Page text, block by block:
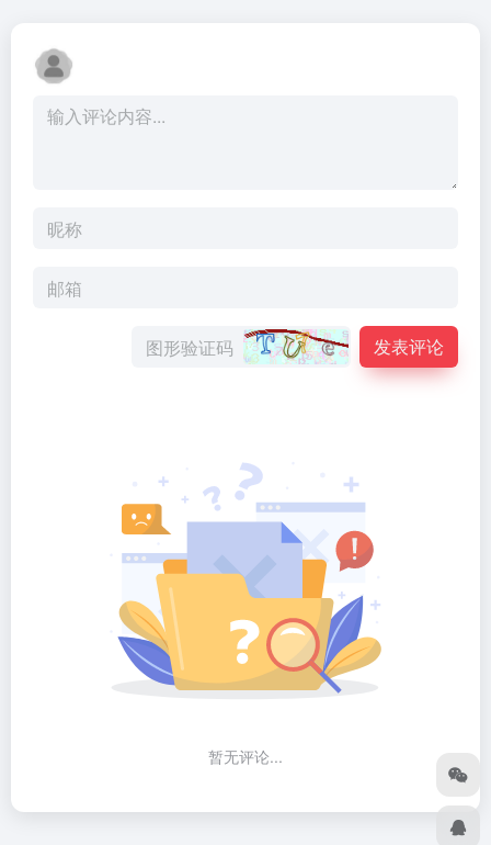
发表评论
暂无评论...